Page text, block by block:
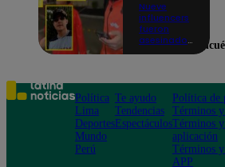
Nueve
influencers
fueron
asesinados
el Cártel de
Sinaloa
Política
Lima
Deportes
Mundo
Perú
Te ayudo
Tendencias
Espectáculos
Política de
Términos y
Términos
aplicación
Términos
APP